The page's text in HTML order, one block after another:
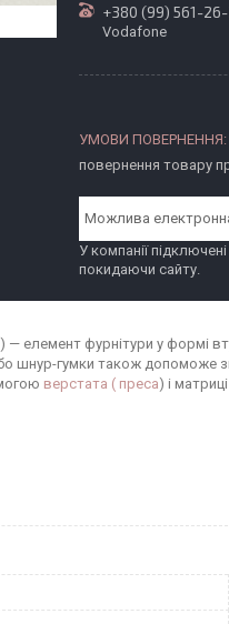
+380 (99) 561-
Vodafone
повернення товару
У компанії
покидаючи сайту.
) — елемент фурнітури у формі
шнур-гумки також допоможе
верстата ( преса) і